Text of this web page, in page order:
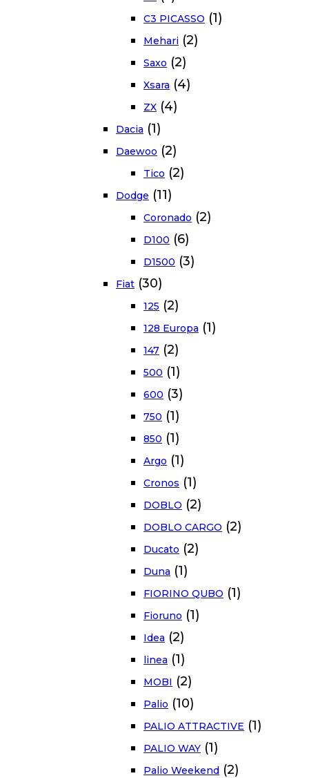
C3 PICASSO (1)
Mehari (2)
Saxo (2)
Xsara (4)
ZX (4)
Dacia (1)
Daewoo (2)
Tico (2)
Dodge (11)
Coronado (2)
D100 (6)
D1500 (3)
Fiat (30)
125 (2)
128 Europa (1)
147 (2)
500 (1)
600 (3)
750 (1)
850 (1)
Argo (1)
Cronos (1)
DOBLO (2)
DOBLO CARGO (2)
Ducato (2)
Duna (1)
FIORINO QUBO (1)
Fioruno (1)
Idea (2)
linea (1)
MOBI (2)
Palio (10)
PALIO ATTRACTIVE (1)
PALIO WAY (1)
Palio Weekend (2)